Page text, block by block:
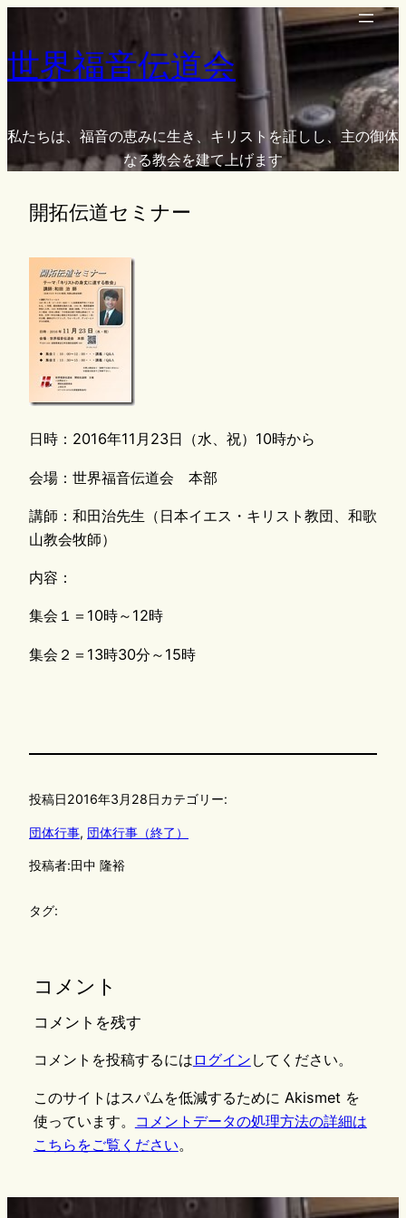
を
ッ
世界福音伝道会
私たちは、福音の恵みに生き、キリストを証しし、主の御体
なる教会を建て上げます
開拓伝道セミナー
日時：2016年11月23日（水、祝）10時から
会場：世界福音伝道会 本部
講師：和田治先生（日本イエス・キリスト教団、和歌
山教会牧師）
内容：
集会１＝10時～12時
集会２＝13時30分～15時
投稿日2016年3月28日カテゴリー:
団体行事, 団体行事（終了）
投稿者:田中 隆裕
タグ:
コメント
コメントを残す
コメントを投稿するには ログイン してください。
このサイトはスパムを低減するために Akismet を
使っています。
コメントデータの処理方法の詳細は
こちらをご覧ください。